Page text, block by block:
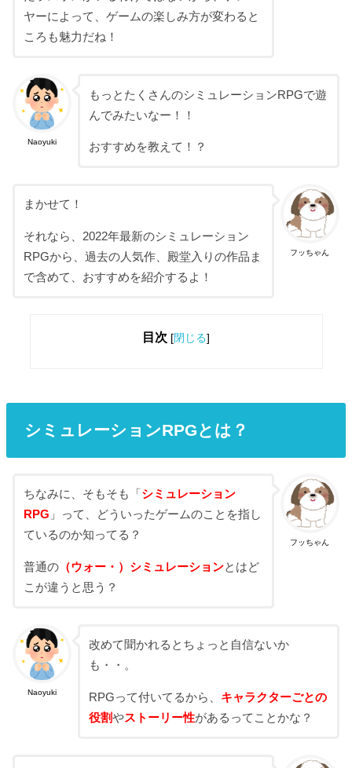
ヤーによって、ゲームの楽しみ方が変わると
ころも魅力だね！
Naoyuki
もっとたくさんのシミュレーションRPGで遊
んでみたいなー！！
おすすめを教えて！？
フッちゃん
まかせて！
それなら、2022年最新のシミュレーション
RPGから、過去の人気作、殿堂入りの作品ま
で含めて、おすすめを紹介するよ！
目次 [閉じる]
シミュレーションRPGとは？
フッちゃん
ちなみに、そもそも「 シミュレーション
RPG 」って、どういったゲームのことを指し
ているのか知ってる？
普通の（ウォー・）シミュレーションとはど
こが違うと思う？
Naoyuki
改めて聞かれるとちょっと自信ないか
も・・。
RPGって付いてるから、 キャラクターごとの
役割やストーリー性があるってことかな？